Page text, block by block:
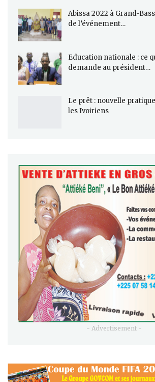
Abissa 2022 à Grand-
de l’événement…
Education nationale : ce
demande au président…
Le prêt : nouvelle
les Ivoiriens
- Advertisement -